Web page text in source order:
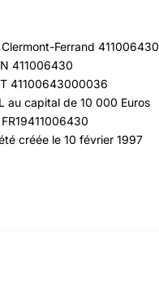
Clermont-Ferrand 411006430
411006430
41100643000036
au capital de 10 000 Euros
créée le 10 février 1997